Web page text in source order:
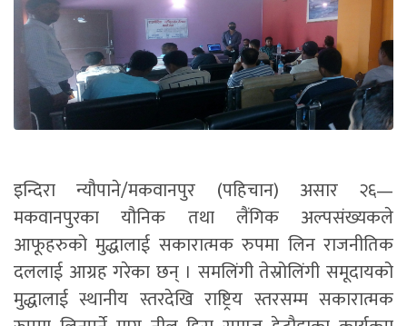
इन्दिरा न्यौपाने/मकवानपुर (पहिचान) असार २६—
मकवानपुरका यौनिक तथा लैंगिक अल्पसंख्यकले
आफूहरुको मुद्धालाई सकारात्मक रुपमा लिन राजनीतिक
दललाई आग्रह गरेका छन् । समलिंगी तेस्रोलिंगी समूदायको
मुद्धालाई स्थानीय स्तरदेखि राष्ट्रिय स्तरसम्म सकारात्मक